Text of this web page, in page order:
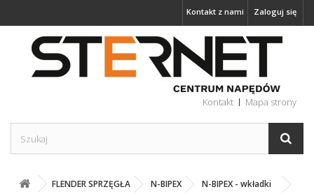
Zaloguj się
Kontakt z nami
Kontakt Mapa strony
FLENDER SPRZĘGŁA N-BIPEX
N-BIPEX - wkładki